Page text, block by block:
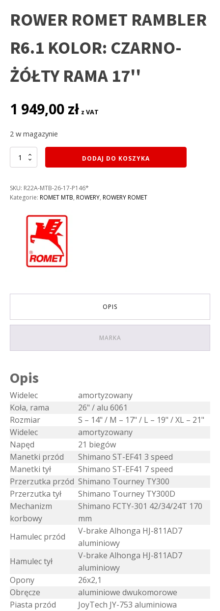
ROWER ROMET RAMBLER
R6.1 KOLOR: CZARNO-
ŻÓŁTY RAMA 17''
1 949,00 zł z VAT
2 w magazynie
ilość
ROWER
R6.1
KOLOR:
DODAJ DO KOSZYKA
SKU: R22A-MTB-26-17-P146*
Kategorie: ROMET MTB, ROWERY, ROWERY ROMET
OPIS
MARKA
Opis
Widelec
amortyzowany
Koła, rama
26" / alu 6061
Rozmiar
S – 14" / M – 17" / L – 19" / XL – 21"
Widelec
amortyzowany
Napęd
21 biegów
Manetki przód
Shimano ST-EF41 3 speed
Manetki tył
Shimano ST-EF41 7 speed
Przerzutka przód Shimano Tourney TY300
Przerzutka tył
Shimano Tourney TY300D
Mechanizm
korbowy
Shimano FCTY-301 42/34/24T 170
mm
Hamulec przód
V-brake Alhonga HJ-811AD7
aluminiowy
Hamulec tył
V-brake Alhonga HJ-811AD7
aluminiowy
Opony
26x2,1
Obręcze
aluminiowe dwukomorowe
Piasta przód
JoyTech JY-753 aluminiowa